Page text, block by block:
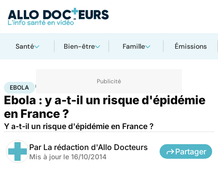
Santé Bien-être Famille Émissions
Accueil Santé
EBOLA
Ebola : y a-t-il un risque d'épidémie
en France ?
Y a-t-il un risque d'épidémie en France ?
Par La rédaction d'Allo Docteurs
Mis à jour le 16/10/2014
Partager